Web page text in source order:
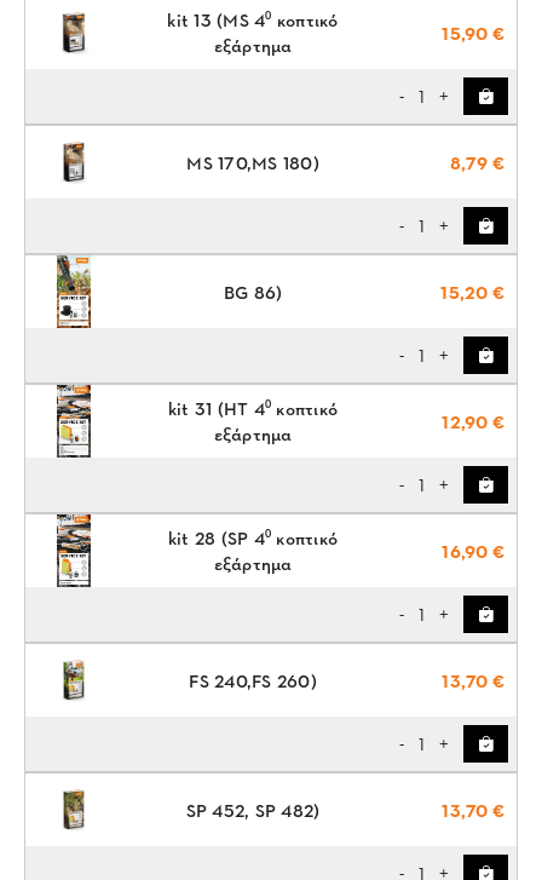
kit 13 (ΜS 4⁰ κοπτικό
εξάρτημα
15,90 €
- 1 +
MS 170,MS 180) 8,79 €
- 1 +
BG 86) 15,20 €
- 1 +
kit 31 (HT 4⁰ κοπτικό
εξάρτημα
12,90 €
- 1 +
kit 28 (SP 4⁰ κοπτικό
εξάρτημα
16,90 €
- 1 +
FS 240,FS 260) 13,70 €
- 1 +
SP 452, SP 482) 13,70 €
- 1 +